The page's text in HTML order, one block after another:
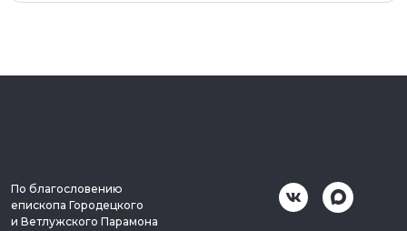
По благословению
епископа Городецкого
и Ветлужского Парамона